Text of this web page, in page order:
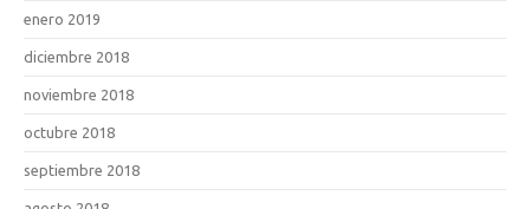
enero 2019
diciembre 2018
noviembre 2018
octubre 2018
septiembre 2018